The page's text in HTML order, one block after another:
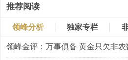
推荐阅读
领峰分析 独家专栏